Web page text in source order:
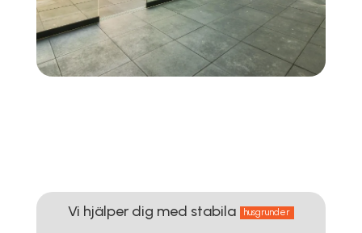
Vi hjälper dig med stabila husgrunder